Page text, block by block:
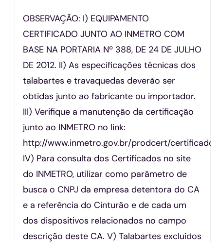
OBSERVAÇÃO: I) EQUIPAMENTO
CERTIFICADO JUNTO AO INMETRO COM
BASE NA PORTARIA Nº 388, DE 24 DE JULHO
DE 2012. II) As especificações técnicas dos
talabartes e travaquedas deverão ser
obtidas junto ao fabricante ou importador.
III) Verifique a manutenção da certificação
junto ao INMETRO no link:
http://www.inmetro.gov.br/prodcert/
IV) Para consulta dos Certificados no site
do INMETRO, utilizar como parâmetro de
busca o CNPJ da empresa detentora do CA
e a referência do Cinturão e de cada um
dos dispositivos relacionados no campo
descrição deste CA. V) Talabartes excluídos